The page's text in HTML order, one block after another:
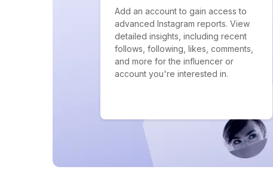
Add an account to gain access to
advanced Instagram reports. View
detailed insights, including recent
follows, following, likes, comments,
and more for the influencer or
account you're interested in.